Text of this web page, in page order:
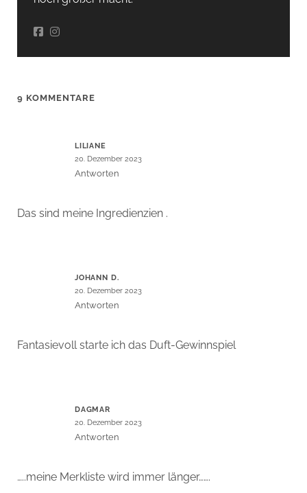
9 KOMMENTARE
LILIANE
20. Dezember 2023
Antworten
Das sind meine Ingredienzien .
JOHANN D.
20. Dezember 2023
Antworten
Fantasievoll starte ich das Duft-Gewinnspiel
DAGMAR
20. Dezember 2023
Antworten
…..meine Merkliste wird immer länger…….